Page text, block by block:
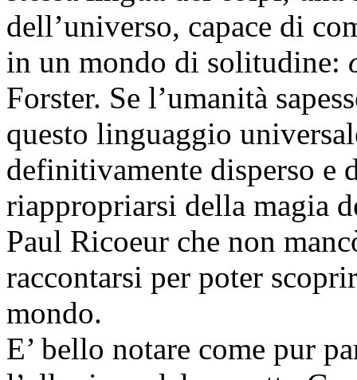
dell’universo, capace di
in un mondo di solitudine:
Forster. Se l’umanità
questo linguaggio
definitivamente disperso e
riappropriarsi della magia
Paul Ricoeur che non
raccontarsi per poter
mondo.
E’ bello notare come pur